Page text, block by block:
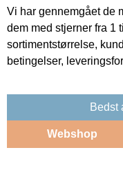
Vi har gennemgået de
dem med stjerner fra 1
sortimentstørrelse,
betingelser,
Bedst
Webshop